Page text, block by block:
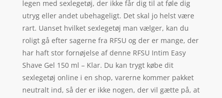
legen med sexlegetøj, der ikke får dig til at føle dig
utryg eller andet ubehageligt. Det skal jo helst være
rart. Uanset hvilket sexlegetøj man vælger, kan du
roligt gå efter sagerne fra RFSU og der er mange, der
har haft stor fornøjelse af denne RFSU Intim Easy
Shave Gel 150 ml – Klar. Du kan trygt købe dit
sexlegetøj online i en shop, varerne kommer pakket
neutralt ind, så der er ikke nogen, der vil gætte på, at